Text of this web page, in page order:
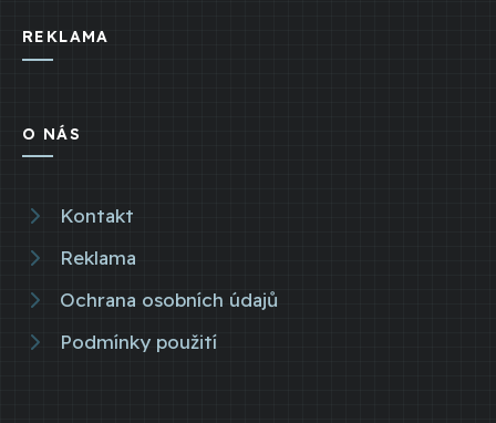
REKLAMA
O NÁS
Kontakt
Reklama
Ochrana osobních údajů
Podmínky použití